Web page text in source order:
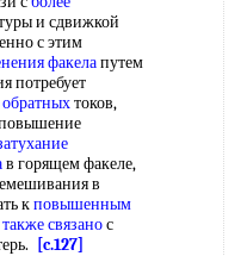
и сдвижкой
с этим
факелапутем
потребует
токов,
в горящем факеле,
в
кповышенным
также связанос
[c.127]